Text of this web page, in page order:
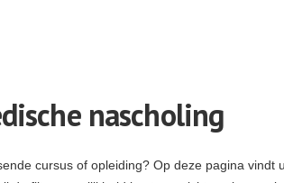
nascholing
cursus of opleiding? Op deze pagina vindt